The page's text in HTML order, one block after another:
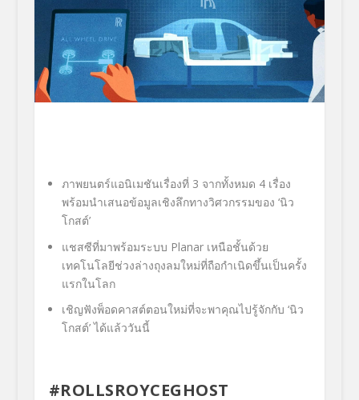
ภาพยนตร์แอนิเมชันเรื่องที่ 3 จากทั้งหมด 4 เรื่อง
พร้อมนำเสนอข้อมูลเชิงลึกทางวิศวกรรมของ ‘นิว
โกสต์’
แชสซีที่มาพร้อมระบบ Planar เหนือชั้นด้วย
เทคโนโลยีช่วงล่างถุงลมใหม่ที่ถือกำเนิดขึ้นเป็นครั้ง
แรกในโลก
เชิญฟังพ็อดคาสต์ตอนใหม่ที่จะพาคุณไปรู้จักกับ ‘นิว
โกสต์’ ได้แล้ววันนี้
#ROLLSROYCEGHOST